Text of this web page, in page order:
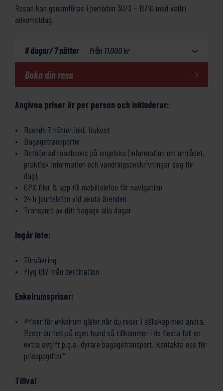
Resan kan genomföras i perioden 30/3 – 15/10 med valfri
ankomstdag.
8 dagar/ 7 nätter Från 11,000kr
Boka din resa
Angivna priser är per person och inkluderar:
Boende 7 nätter inkl. frukost
Bagagetransporter
Detaljerad roadbooks på engelska (information om området,
praktisk information och vandringsbeskrivningar dag för
dag).
GPX filer & app till mobiltelefon för navigation
24 h jourtelefon vid akuta ärenden
Transport av ditt bagage alla dagar
Ingår inte:
Försäkring
Flyg till/ från destination
Enkelrumspriser:
Priser för enkelrum gäller när du reser i sällskap med andra.
Reser du helt på egen hand så tillkommer i de flesta fall en
extra avgift p.g.a. dyrare bagagetransport. Kontakta oss för
prisuppgifter*
Tillval